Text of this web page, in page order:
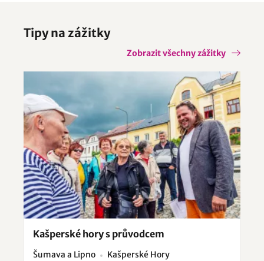
Tipy na zážitky
Zobrazit všechny zážitky
Kašperské hory s průvodcem
Šumava a Lipno Kašperské Hory